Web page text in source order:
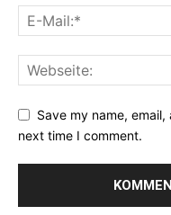
Save my name,
next time I comment.